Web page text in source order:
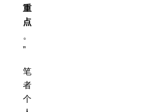
重
点
。
”
笔
者
个